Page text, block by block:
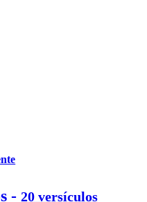
- 20 versículos